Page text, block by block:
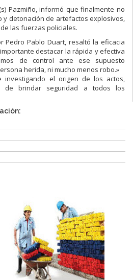
Pazmiño, informó que finalmente no
y detonación de artefactos explosivos,
las fuerzas policiales.
Pedro Pablo Duart, resaltó la eficacia
destacar la rápida y efectiva
de control ante ese supuesto
herida, ni mucho menos robo.»
investigando el origen de los actos,
de brindar seguridad a todos los